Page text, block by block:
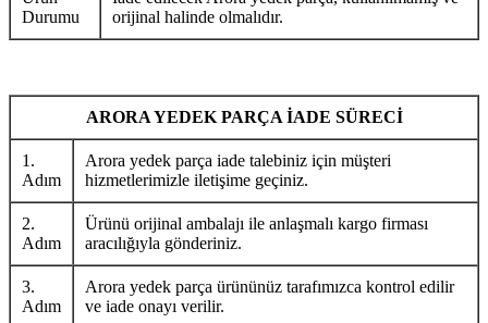
Durumu
orijinal halinde olmalıdır.
ARORA YEDEK PARÇA İADE SÜRECİ
1.
Adım
Arora yedek parça iade talebiniz için müşteri
hizmetlerimizle iletişime geçiniz.
2.
Adım
Ürünü orijinal ambalajı ile anlaşmalı kargo firması
aracılığıyla gönderiniz.
3.
Adım
Arora yedek parça ürününüz tarafımızca kontrol edilir
ve iade onayı verilir.